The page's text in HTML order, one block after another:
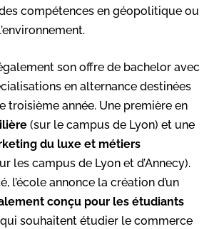
compétences en géopolitique ou
également son offre de bachelor avec
en alternance destinées
troisième année. Une première en
(sur le campus de Lyon) et une
du luxe et métiers
les campus de Lyon et d’Annecy).
l’école annonce la création d’un
conçu pour les étudiants
qui souhaitent étudier le commerce